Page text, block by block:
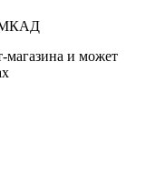
МКАД
магазина и может